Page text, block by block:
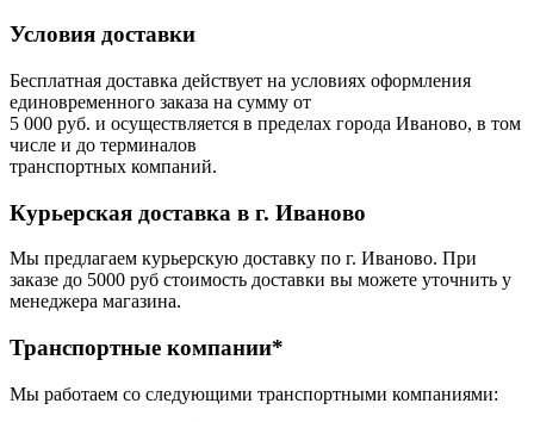
Условия доставки
Бесплатная доставка действует на условиях оформления
единовременного заказа на сумму от
5 000 руб. и осуществляется в пределах города Иваново, в том
числе и до терминалов
транспортных компаний.
Курьерская доставка в г. Иваново
Мы предлагаем курьерскую доставку по г. Иваново. При
заказе до 5000 руб стоимость доставки вы можете уточнить у
менеджера магазина.
Транспортные компании*
Мы работаем со следующими транспортными компаниями: